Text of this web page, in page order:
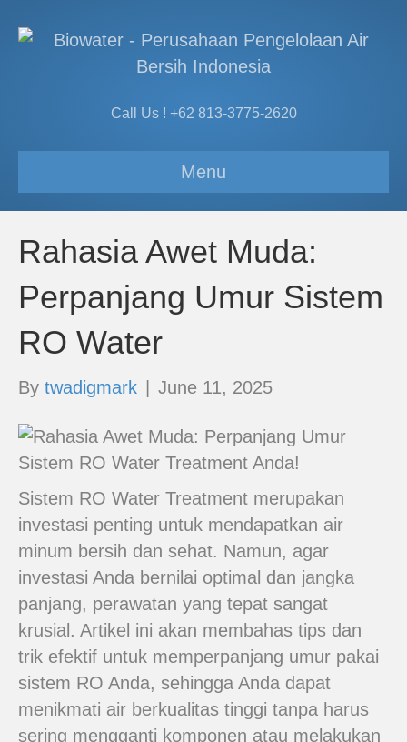
Call Us ! +62 813-3775-2620
Menu
Rahasia Awet Muda:
Perpanjang Umur Sistem
RO Water
By twadigmark June 11, 2025
Sistem RO Water Treatment merupakan
investasi penting untuk mendapatkan air
minum bersih dan sehat. Namun, agar
investasi Anda bernilai optimal dan jangka
panjang, perawatan yang tepat sangat
krusial. Artikel ini akan membahas tips dan
trik efektif untuk memperpanjang umur pakai
sistem RO Anda, sehingga Anda dapat
menikmati air berkualitas tinggi tanpa harus
sering mengganti komponen atau melakukan